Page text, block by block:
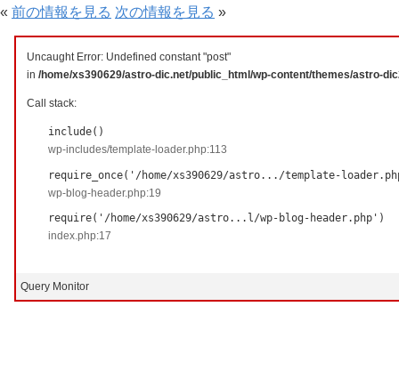
« 前の情報を見る 次の情報を見る »
Uncaught Error: Undefined constant "post"
in /home/xs390629/astro-dic.net/public_html/wp-content/themes/astro-
Call stack:
include()
wp-includes/template-loader.php:113
require_once('/home/xs390629/astro.../template-
wp-blog-header.php:19
require('/home/xs390629/astro...l/wp-blog-header.php')
index.php:17
Query Monitor